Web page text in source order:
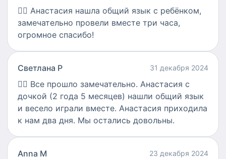
👍🏻 Анастасия нашла общий язык с ребёнком,
замечательно провели вместе три часа,
огромное спасибо!
Светлана Р 31 декабря 2024
👍🏻 Все прошло замечательно. Анастасия с
дочкой (2 года 5 месяцев) нашли общий язык
и весело играли вместе. Анастасия приходила
к нам два дня. Мы остались довольны.
Anna M 23 декабря 2024